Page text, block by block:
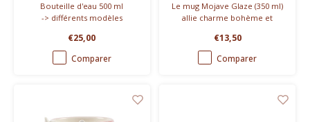
Bouteille d'eau 500 ml
-> différents modèles
€25,00
Comparer
Le mug Mojave Glaze (350 ml)
allie charme bohème et
pièce est unique grâce à son
émail réactif et est disponible
en jaune, rose, vert menthe et
€13,50
Comparer